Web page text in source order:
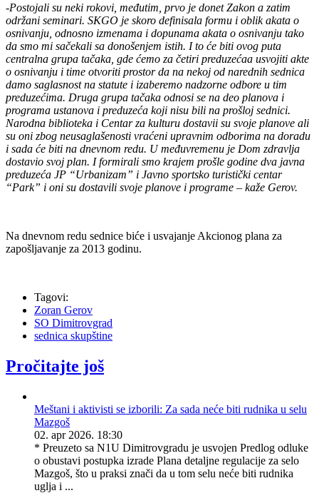
-Postojali su neki rokovi, međutim, prvo je donet Zakon a zatim
održani seminari. SKGO je skoro definisala formu i oblik akata o
osnivanju, odnosno izmenama i dopunama akata o osnivanju tako
da smo mi sačekali sa donošenjem istih. I to će biti ovog puta
centralna grupa tačaka, gde ćemo za četiri preduzećaa usvojiti akte
o osnivanju i time otvoriti prostor da na nekoj od narednih sednica
damo saglasnost na statute i izaberemo nadzorne odbore u tim
preduzećima. Druga grupa tačaka odnosi se na deo planova i
programa ustanova i preduzeća koji nisu bili na prošloj sednici.
Narodna biblioteka i Centar za kulturu dostavii su svoje planove ali
su oni zbog neusaglašenosti vraćeni upravnim odborima na doradu
i sada će biti na dnevnom redu. U međuvremenu je Dom zdravlja
dostavio svoj plan. I formirali smo krajem prošle godine dva javna
preduzeća JP “Urbanizam” i Javno sportsko turistički centar
“Park” i oni su dostavili svoje planove i programe – kaže Gerov.
Na dnevnom redu sednice biće i usvajanje Akcionog plana za
zapošljavanje za 2013 godinu.
Tagovi:
Zoran Gerov
SO Dimitrovgrad
sednica skupštine
Pročitajte još
Meštani i aktivisti se izborili: Za sada neće biti rudnika u selu
Mazgoš
02. apr 2026. 18:30
* Preuzeto sa N1U Dimitrovgradu je usvojen Predlog odluke
o obustavi postupka izrade Plana detaljne regulacije za selo
Mazgoš, što u praksi znači da u tom selu neće biti rudnika
uglja i ...